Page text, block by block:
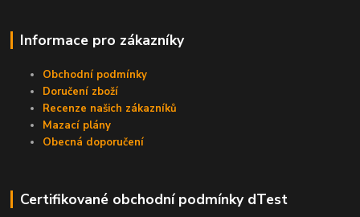
Informace pro zákazníky
Obchodní podmínky
Doručení zboží
Recenze našich zákazníků
Mazací plány
Obecná doporučení
Certifikované obchodní podmínky dTest